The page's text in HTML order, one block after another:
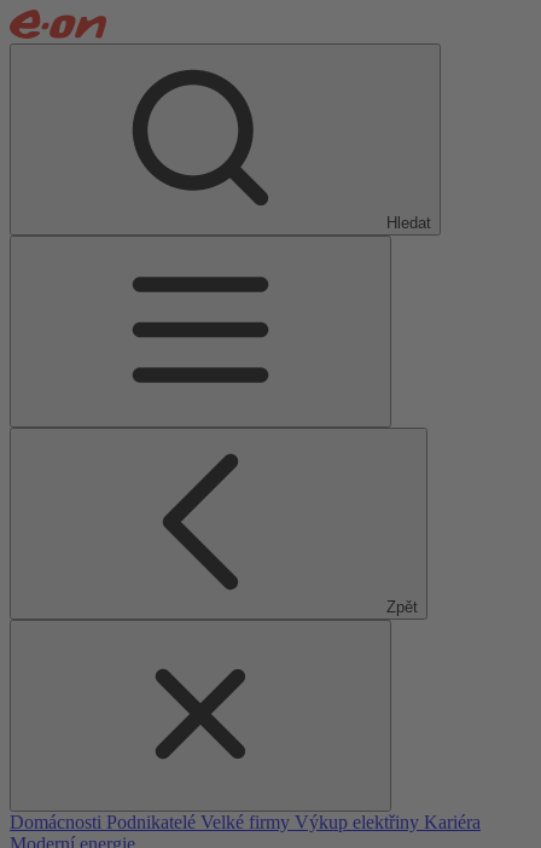
Hledat
Zpět
Domácnosti Podnikatelé Velké firmy Výkup elektřiny Kariéra
Moderní energie